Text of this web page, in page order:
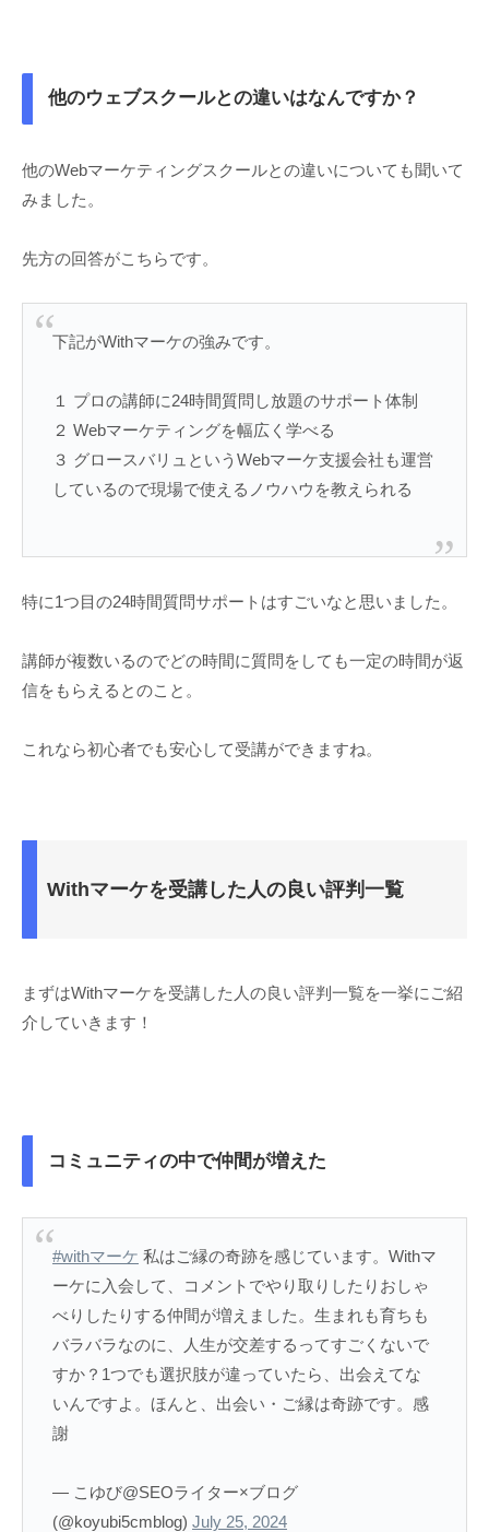
他のウェブスクールとの違いはなんですか？
他のWebマーケティングスクールとの違いについても聞いて
みました。
先方の回答がこちらです。
下記がWithマーケの強みです。
１ プロの講師に24時間質問し放題のサポート体制
２ Webマーケティングを幅広く学べる
３ グロースバリュというWebマーケ支援会社も運営
しているので現場で使えるノウハウを教えられる
特に1つ目の24時間質問サポートはすごいなと思いました。
講師が複数いるのでどの時間に質問をしても一定の時間が返
信をもらえるとのこと。
これなら初心者でも安心して受講ができますね。
Withマーケを受講した人の良い評判一覧
まずはWithマーケを受講した人の良い評判一覧を一挙にご紹
介していきます！
コミュニティの中で仲間が増えた
#withマーケ 私はご縁の奇跡を感じています。Withマ
ーケに入会して、コメントでやり取りしたりおしゃ
べりしたりする仲間が増えました。生まれも育ちも
バラバラなのに、人生が交差するってすごくないで
すか？1つでも選択肢が違っていたら、出会えてな
いんですよ。ほんと、出会い・ご縁は奇跡です。感
謝
— こゆび@SEOライター×ブログ
(@koyubi5cmblog) July 25, 2024